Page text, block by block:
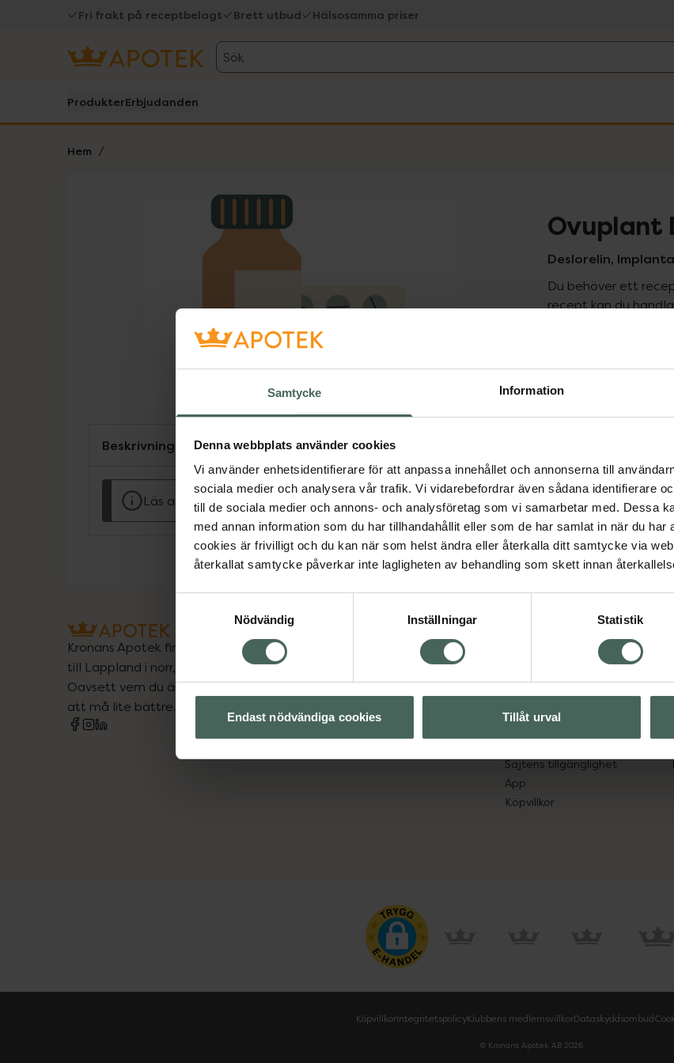
Samtycke Information
Denna webbplats använder cookies
Vi använder enhetsidentifierare för att anpassa innehållet och annonserna till
sociala medier och analysera vår trafik. Vi vidarebefordrar även sådana identifierare
till de sociala medier och annons- och analysföretag som vi samarbetar med. Dessa
med annan information som du har tillhandahållit eller som de har samlat in när du
cookies är frivilligt och du kan när som helst ändra eller återkalla ditt samtycke via
återkallat samtycke påverkar inte lagligheten av behandling som skett innan
Nödvändig
Inställningar Statistik
Endast nödvändiga cookies Tillåt urval
Fri frakt på receptbelagt Brett utbud Hälsosamma priser
Sök
ProdukterErbjudanden
Hem
Lista: . Innehåller 1 objekt. Ovuplant
Deslorelin,
Du behöver ett
recept kan du
Aktuella
Beskrivning
Läs alltid bipacksedeln innan användning.
Kronans Apotek finns här för dig. Du hittar oss från Skåne i syd
till Lappland i norr, och online i mobilen och på datorn.
Oavsett vem du är så är det vårt uppdrag att hjälpa just dig
att må lite bättre. Välkommen att prata med oss.
Leverans, betalning och retur
Sajtens tillgänglighet
App
Köpvillkor
KöpvillkorIntegritetspolicyKlubbens medlemsvillkorDataskyddsombud
© Kronans Apotek AB 2026